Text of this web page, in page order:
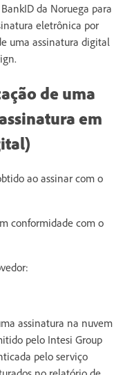
da Noruega para
eletrônica por
uma assinatura digital
de uma
em
ao assinar com o
conformidade com o
assinatura na nuvem
pelo Intesi Group
pelo serviço